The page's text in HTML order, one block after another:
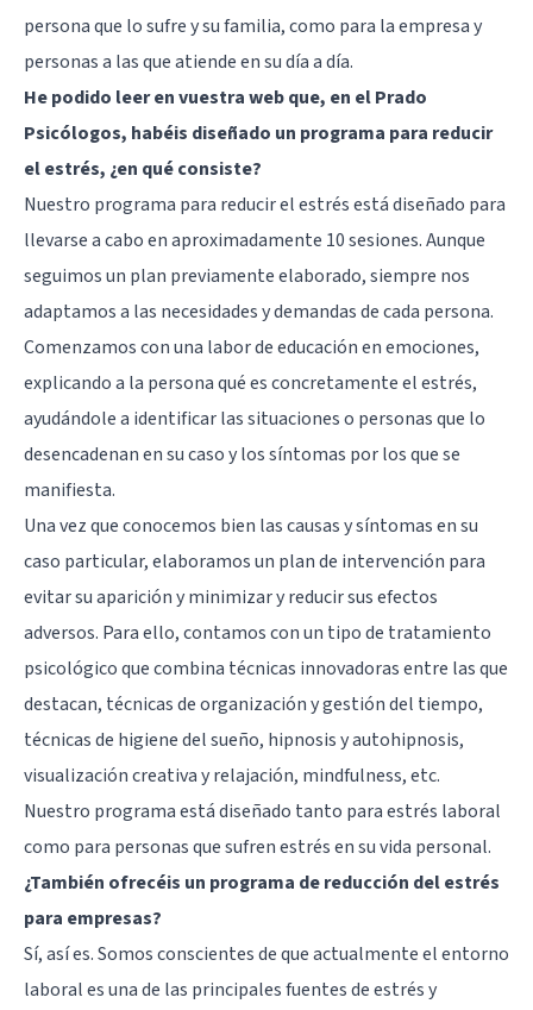
persona que lo sufre y su familia, como para la empresa y
personas a las que atiende en su día a día.
He podido leer en vuestra web que, en el Prado
Psicólogos, habéis diseñado un programa para reducir
el estrés, ¿en qué consiste?
Nuestro programa para reducir el estrés está diseñado para
llevarse a cabo en aproximadamente 10 sesiones. Aunque
seguimos un plan previamente elaborado, siempre nos
adaptamos a las necesidades y demandas de cada persona.
Comenzamos con una labor de educación en emociones,
explicando a la persona qué es concretamente el estrés,
ayudándole a identificar las situaciones o personas que lo
desencadenan en su caso y los síntomas por los que se
manifiesta.
Una vez que conocemos bien las causas y síntomas en su
caso particular, elaboramos un plan de intervención para
evitar su aparición y minimizar y reducir sus efectos
adversos. Para ello, contamos con un tipo de tratamiento
psicológico que combina técnicas innovadoras entre las que
destacan, técnicas de organización y gestión del tiempo,
técnicas de higiene del sueño, hipnosis y autohipnosis,
visualización creativa y relajación, mindfulness, etc.
Nuestro programa está diseñado tanto para estrés laboral
como para personas que sufren estrés en su vida personal.
¿También ofrecéis un programa de reducción del estrés
para empresas?
Sí, así es. Somos conscientes de que actualmente el entorno
laboral es una de las principales fuentes de estrés y